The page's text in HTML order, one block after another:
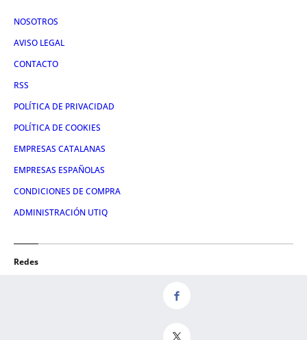
NOSOTROS
AVISO LEGAL
CONTACTO
RSS
POLÍTICA DE PRIVACIDAD
POLÍTICA DE COOKIES
EMPRESAS CATALANAS
EMPRESAS ESPAÑOLAS
CONDICIONES DE COMPRA
ADMINISTRACIÓN UTIQ
Redes